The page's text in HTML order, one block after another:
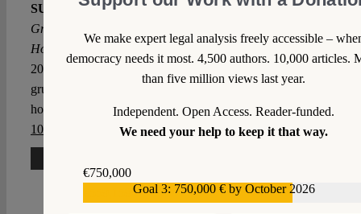
SUGGESTED CITATION Wolff, Daniel:Warum das
Grundgesetz die Rehabilitierung strafrechtlich verfolgter
Homosexueller fordert und nicht verhindert, VerfBlog,
2016/5/12, https://verfassungsblog.de/warum-das-
grundgesetz-die-rehabilitierung-strafrechtlich-verfolgter-
homosexueller-fordert-und-nicht-verhindert/, DOI:
10.17176/20160512-135736.
We make expert legal analysis freely accessible –
democracy needs it most. 4,500 authors. 10,000 articles.
than five million views last year.
Independent. Open Access. Reader-funded.
We need your help to keep it that way.
€750,000
Goal 3: 750,000 € by October 2026